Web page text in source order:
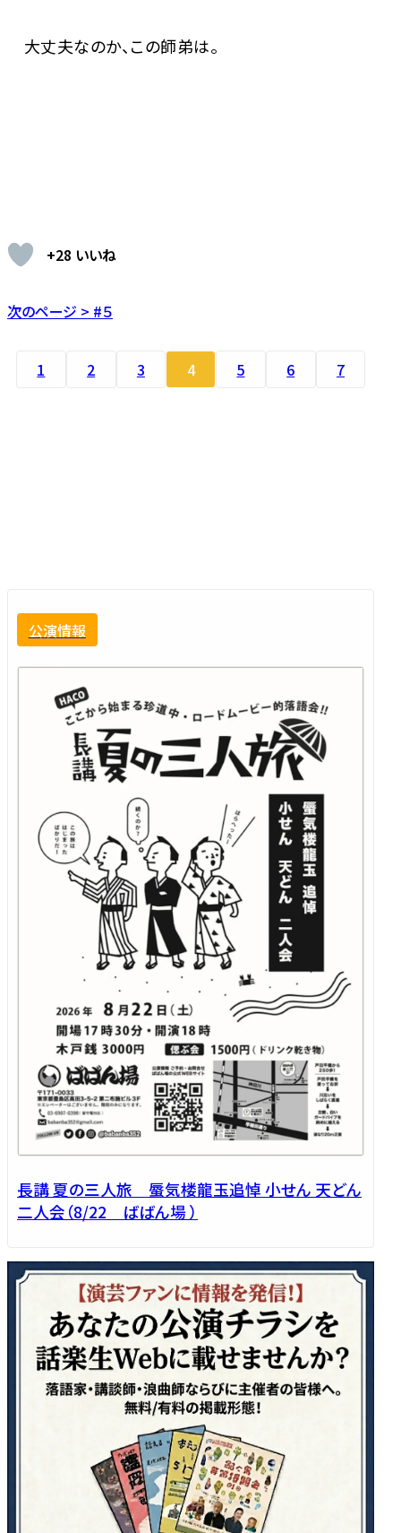
大丈夫なのか、この師弟は。
+28 いいね
次のページ > #５
1 2 3 4 5 6 7
公演情報
長講 夏の三人旅 蜃気楼龍玉追悼 小せん 天どん
二人会（8/22 ばばん場 ）